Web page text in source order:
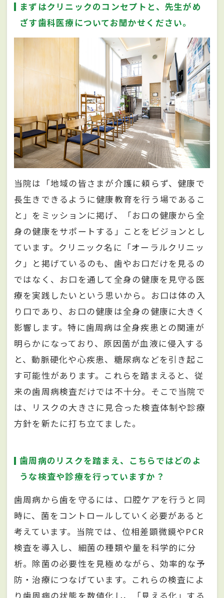
まずはクリニックのコンセプトと、先生がめ
ざす歯科医療についてお聞かせください。
当院は「地域の皆さまが介護に頼らず、健康で
長生きできるように健康教育を行う場であるこ
と」をミッションに掲げ、「お口の健康から全
身の健康をサポートする」ことをビジョンとし
ています。クリニック名に「オーラルクリニッ
ク」と掲げているのも、歯やお口だけを見るの
ではなく、お口を通して全身の健康を見守る医
療を実践したいという思いから。お口は体の入
り口であり、お口の健康は全身の健康に大きく
影響します。特に歯周病は全身疾患との関連が
明らかになっており、原因菌が血液に侵入する
と、動脈硬化や心疾患、糖尿病などを引き起こ
す可能性があります。これらを踏まえると、従
来の歯周病検査だけでは不十分。そこで当院で
は、リスクの大きさに見合った検査体制や診療
方針を新たに打ち立てました。
歯周病のリスクを踏まえ、こちらではどのよ
うな検査や診療を行っていますか？
歯周病から歯を守るには、口腔ケアを行うと同
時に、菌をコントロールしていく必要があると
考えています。当院では、位相差顕微鏡やPCR
検査を導入し、細菌の種類や量を科学的に分
析。除菌の必要性を見極めながら、効率的な予
防・治療につなげています。これらの検査によ
り歯周病の状態を数値化し、「見える化」する